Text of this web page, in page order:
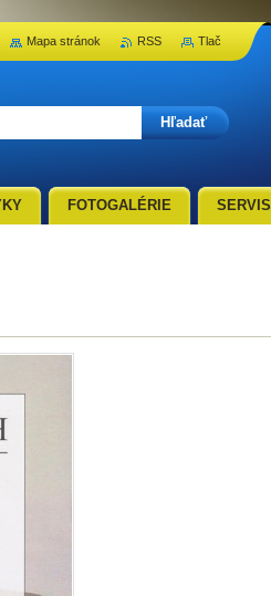
FOTOGALÉRIE SERVIS
Mapa stránok RSS Tlač